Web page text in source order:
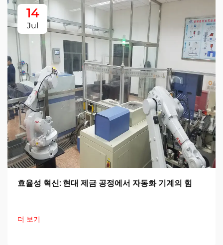
14
Jul
효율성 혁신: 현대 제금 공정에서 자동화 기계의 힘
더 보기